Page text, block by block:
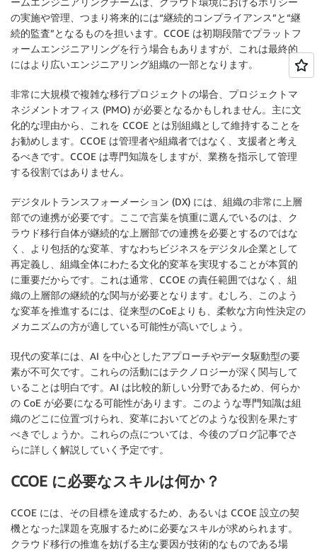
の実施や管理、つまり将来的には“継続的コンプライアンス”と“継
続的監査”となるものを担います。CCOE は初期段階でプラットフ
ォームエンジニアリングを行う場合もありますが、これは最終的
にはより広いエンジニアリング組織の一部となります。
非常に大規模で複雑な移行プロジェクトの場合、プロジェクトマ
ネジメントオフィス (PMO) が必要となるかもしれません。主に文
化的な理由から、これを CCOE とは別組織として維持することを
お勧めします。CCOE は管理者や組織者ではなく、支援者と考え
るべきです。CCOE は専門知識をしますが、業務を指示して管理
する役割ではありません。
デジタルトランスフォーメーション (DX) には、組織の非常に上層
部での連携が必要です。ここで言葉を慎重に選んでいるのは、ク
ラウド移行自体が継続的な上層部での連携を必要とするのではな
く、より包括的な変革、すなわちビジネスをデジタル企業として
再定義し、組織全体にわたる文化的変革を実現することが本質的
に重要だからです。これは通常、CCOE の責任範囲ではなく、組
織の上層部の継続的な関与が必要となります。むしろ、このよう
な変革を推進するには、従来型のCoEよりも、柔軟な方向性決定の
メカニズムの方が適している可能性が高いでしょう。
現代の変革には、AI を中心としたアプローチやデータ駆動型の要
素が不可欠です。これらの活動にはテクノロジーが深く関与して
いることは明白です。AI は比較的新しい分野であるため、何らか
の CoE が必要になる可能性があります。このような専門知識は組
織のどこに位置づけられ、変革においてどのような役割を果たす
べきでしょうか。これらの点については、今後のブログ記事でさ
らに詳しく解説していく予定です。
CCOE に必要なスキルは何か？
CCOE には、その目標を達成するため、あるいは CCOE 設立の契
機となった課題を克服するために必要なスキルが求められます。
クラウド移行の推進を妨げる主な要因が技術的なものである場